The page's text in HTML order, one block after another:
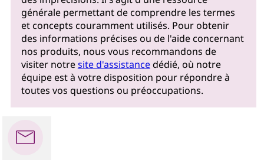
générale permettant de comprendre les termes
et concepts couramment utilisés. Pour obtenir
des informations précises ou de l'aide concernant
nos produits, nous vous recommandons de
visiter notresite d'assistancedédié, où notre
équipe est à votre disposition pour répondre à
toutes vos questions ou préoccupations.